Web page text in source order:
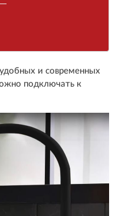
и современных
подключать к